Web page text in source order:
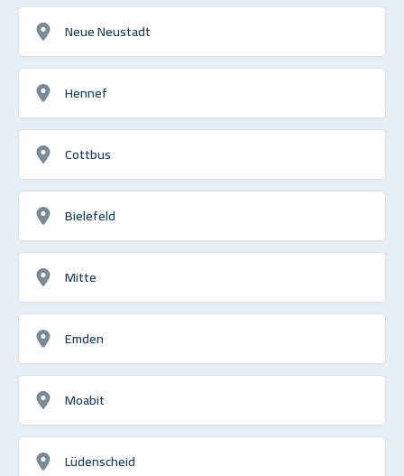
Neue Neustadt
Hennef
Cottbus
Bielefeld
Mitte
Emden
Moabit
Lüdenscheid